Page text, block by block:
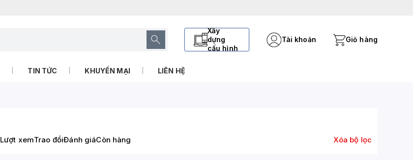
Xây
dựng
cấu hình
Tài khoản Giỏ hàng
TIN TỨC KHUYẾN MẠI LIÊN HỆ
Lượt xemTrao đổiĐánh giáCòn hàng Xóa bộ lọc